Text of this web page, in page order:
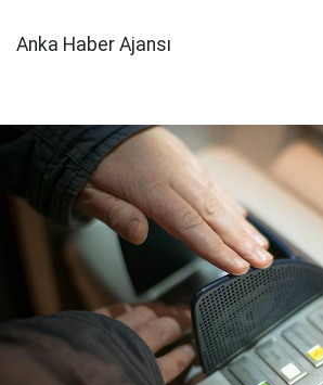
Anka Haber Ajansı